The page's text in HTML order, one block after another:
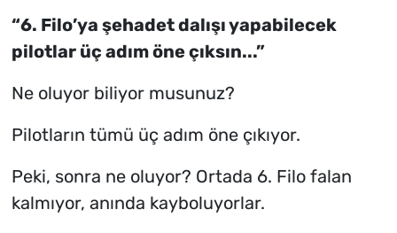
“6. Filo’ya şehadet dalışı yapabilecek
pilotlar üç adım öne çıksın...”
Ne oluyor biliyor musunuz?
Pilotların tümü üç adım öne çıkıyor.
Peki, sonra ne oluyor? Ortada 6. Filo falan
kalmıyor, anında kayboluyorlar.